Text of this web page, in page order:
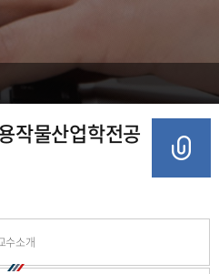
작물산업학전공
수소개